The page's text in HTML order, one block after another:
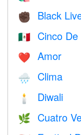
✊🏿 Black
🇲🇽 Cinco
❤️️ Amor
🌧 Clima
🕯 Diwali
🌿 Cuatro